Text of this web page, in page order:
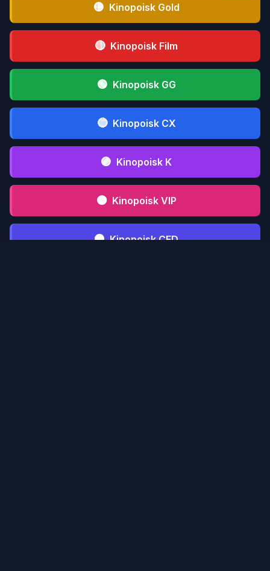
🟡 Kinopoisk Gold
🔴 Kinopoisk Film
🟢 Kinopoisk GG
🔵 Kinopoisk CX
🟣 Kinopoisk K
🟤 Kinopoisk VIP
⚫ Kinopoisk CFD